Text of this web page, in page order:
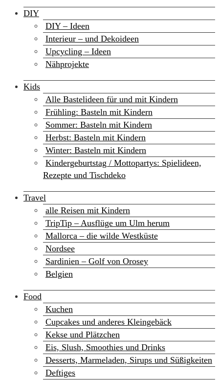
DIY
DIY – Ideen
Interieur – und Dekoideen
Upcycling – Ideen
Nähprojekte
Kids
Alle Bastelideen für und mit Kindern
Frühling: Basteln mit Kindern
Sommer: Basteln mit Kindern
Herbst: Basteln mit Kindern
Winter: Basteln mit Kindern
Kindergeburtstag / Mottopartys: Spielideen,
Rezepte und Tischdeko
Travel
alle Reisen mit Kindern
TripTip – Ausflüge um Ulm herum
Mallorca – die wilde Westküste
Nordsee
Sardinien – Golf von Orosey
Belgien
Food
Kuchen
Cupcakes und anderes Kleingebäck
Kekse und Plätzchen
Eis, Slush, Smoothies und Drinks
Desserts, Marmeladen, Sirups und Süßigkeiten
Deftiges